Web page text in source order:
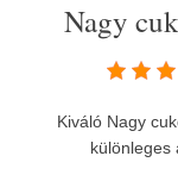
Nagy
Kiváló Nagy
különleges